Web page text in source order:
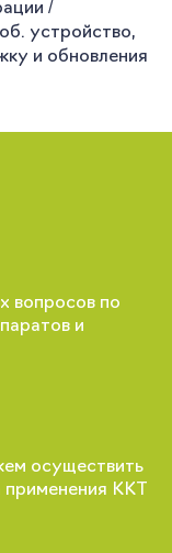
/
устройство,
и обновления
вопросов по
и
осуществить
ККТ